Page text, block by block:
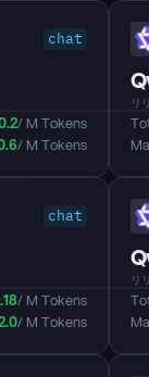
chat
/ M Tokens
/ M Tokens
リ
chat
/ M Tokens
/ M Tokens
リ